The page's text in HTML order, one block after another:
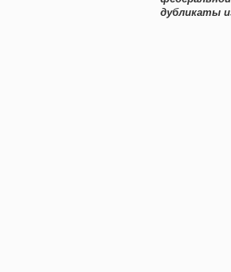
дубликаты